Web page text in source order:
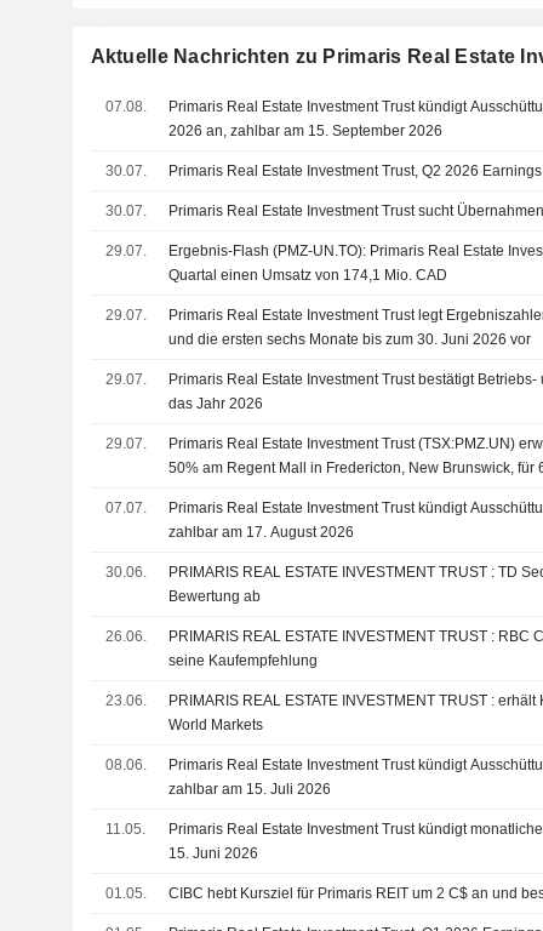
Aktuelle Nachrichten zu Primaris Real Estate
07.08.
Primaris Real Estate Investment Trust kündigt
2026 an, zahlbar am 15. September 2026
30.07. Primaris Real Estate Investment Trust, Q2 2026
30.07. Primaris Real Estate Investment Trust sucht Übernahmen
29.07.
Ergebnis-Flash (PMZ-UN.TO): Primaris Real Estate
Quartal einen Umsatz von 174,1 Mio. CAD
29.07.
Primaris Real Estate Investment Trust legt
und die ersten sechs Monate bis zum 30. Juni 2026 vor
29.07.
Primaris Real Estate Investment Trust bestätigt
das Jahr 2026
29.07.
Primaris Real Estate Investment Trust (TSX:PMZ.UN)
50% am Regent Mall in Fredericton, New Brunswick, für
07.07.
Primaris Real Estate Investment Trust kündigt
zahlbar am 17. August 2026
30.06.
PRIMARIS REAL ESTATE INVESTMENT TRUST : TD Securities gibt eine Kauf-
Bewertung ab
26.06.
PRIMARIS REAL ESTATE INVESTMENT TRUST : RBC Capital Markets bekräftigt
seine Kaufempfehlung
23.06.
PRIMARIS REAL ESTATE INVESTMENT TRUST : erhält Kaufen-Rating von CIBC
World Markets
08.06.
Primaris Real Estate Investment Trust kündigt
zahlbar am 15. Juli 2026
11.05.
Primaris Real Estate Investment Trust kündigt
15. Juni 2026
01.05. CIBC hebt Kursziel für Primaris REIT um 2 C$ an und